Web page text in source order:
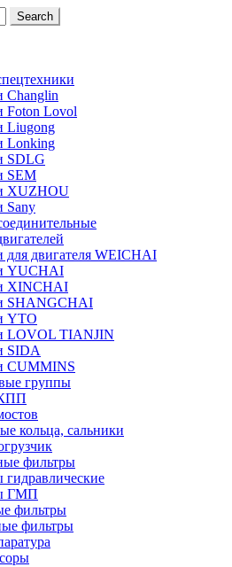
Search
Changlin
Foton Lovol
Liugong
Lonking
SDLG
SEM
XUZHOU
Sany
для двигателя WEICHAI
YUCHAI
XINCHAI
SHANGCHAI
YTO
LOVOL TIANJIN
SIDA
CUMMINS
группы
КПП
кольца, сальники
фильтры
ГМП
фильтры
фильтры